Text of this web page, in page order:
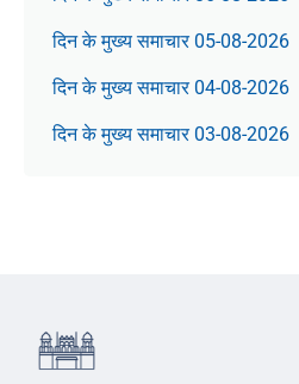
दिन के मुख्य समाचार 05-08-2026
दिन के मुख्य समाचार 04-08-2026
दिन के मुख्य समाचार 03-08-2026